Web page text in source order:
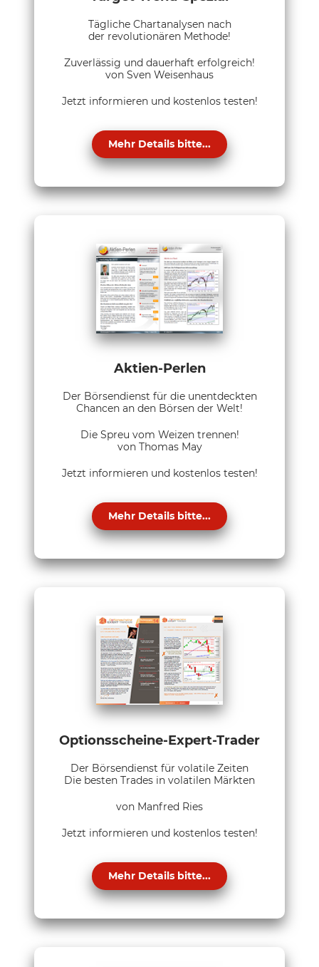
Tägliche Chartanalysen nach
der revolutionären Methode!
Zuverlässig und dauerhaft erfolgreich!
von Sven Weisenhaus
Jetzt informieren und kostenlos testen!
Mehr Details bitte...
Aktien-Perlen
Der Börsendienst für die unentdeckten
Chancen an den Börsen der Welt!
Die Spreu vom Weizen trennen!
von Thomas May
Jetzt informieren und kostenlos testen!
Mehr Details bitte...
Optionsscheine-Expert-Trader
Der Börsendienst für volatile Zeiten
Die besten Trades in volatilen Märkten
von Manfred Ries
Jetzt informieren und kostenlos testen!
Mehr Details bitte...